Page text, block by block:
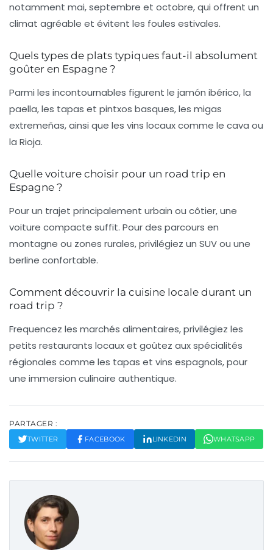
notamment mai, septembre et octobre, qui offrent un
climat agréable et évitent les foules estivales.
Quels types de plats typiques faut-il absolument
goûter en Espagne ?
Parmi les incontournables figurent le jamón ibérico, la
paella, les tapas et pintxos basques, les migas
extremeñas, ainsi que les vins locaux comme le cava ou
la Rioja.
Quelle voiture choisir pour un road trip en
Espagne ?
Pour un trajet principalement urbain ou côtier, une
voiture compacte suffit. Pour des parcours en
montagne ou zones rurales, privilégiez un SUV ou une
berline confortable.
Comment découvrir la cuisine locale durant un
road trip ?
Frequencez les marchés alimentaires, privilégiez les
petits restaurants locaux et goûtez aux spécialités
régionales comme les tapas et vins espagnols, pour
une immersion culinaire authentique.
PARTAGER :
TWITTER FACEBOOK LINKEDIN WHATSAPP